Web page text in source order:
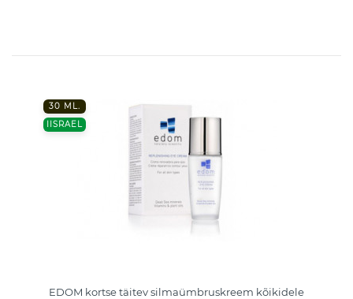
30 ML.
IISRAEL
EDOM kortse täitev silmaümbruskreem kõikidele